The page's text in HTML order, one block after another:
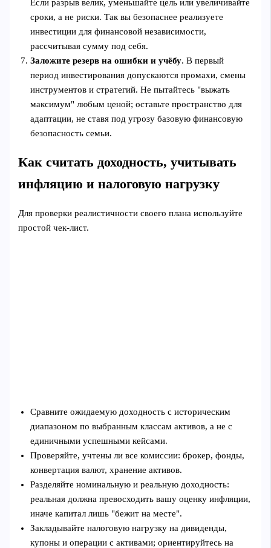
Если разрыв велик, уменьшайте цель или увеличивайте
сроки, а не риски. Так вы безопаснее реализуете
инвестиции для финансовой независимости,
рассчитывая сумму под себя.
Заложите резерв на ошибки и учёбу. В первый
период инвестирования допускаются промахи, смены
инструментов и стратегий. Не пытайтесь "выжать
максимум" любым ценой; оставьте пространство для
адаптации, не ставя под угрозу базовую финансовую
безопасность семьи.
Как считать доходность, учитывать
инфляцию и налоговую нагрузку
Для проверки реалистичности своего плана используйте
простой чек-лист.
Сравните ожидаемую доходность с историческим
диапазоном по выбранным классам активов, а не с
единичными успешными кейсами.
Проверяйте, учтены ли все комиссии: брокер, фонды,
конвертация валют, хранение активов.
Разделяйте номинальную и реальную доходность:
реальная должна превосходить вашу оценку инфляции,
иначе капитал лишь "бежит на месте".
Закладывайте налоговую нагрузку на дивиденды,
купоны и операции с активами; ориентируйтесь на